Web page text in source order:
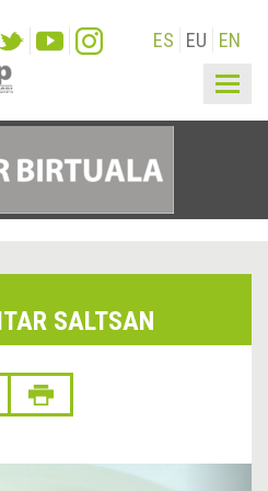
ES EU EN
SALTSAN